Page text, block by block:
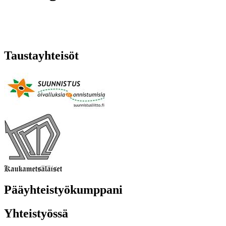
Taustayhteisöt
Pääyhteistyökumppani
Yhteistyössä